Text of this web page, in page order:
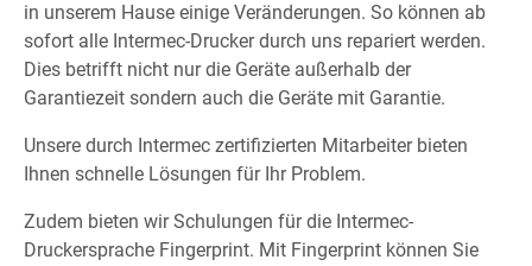
in unserem Hause einige Veränderungen. So können ab
sofort alle Intermec-Drucker durch uns repariert werden.
Dies betrifft nicht nur die Geräte außerhalb der
Garantiezeit sondern auch die Geräte mit Garantie.
Unsere durch Intermec zertifizierten Mitarbeiter bieten
Ihnen schnelle Lösungen für Ihr Problem.
Zudem bieten wir Schulungen für die Intermec-
Druckersprache Fingerprint. Mit Fingerprint können Sie